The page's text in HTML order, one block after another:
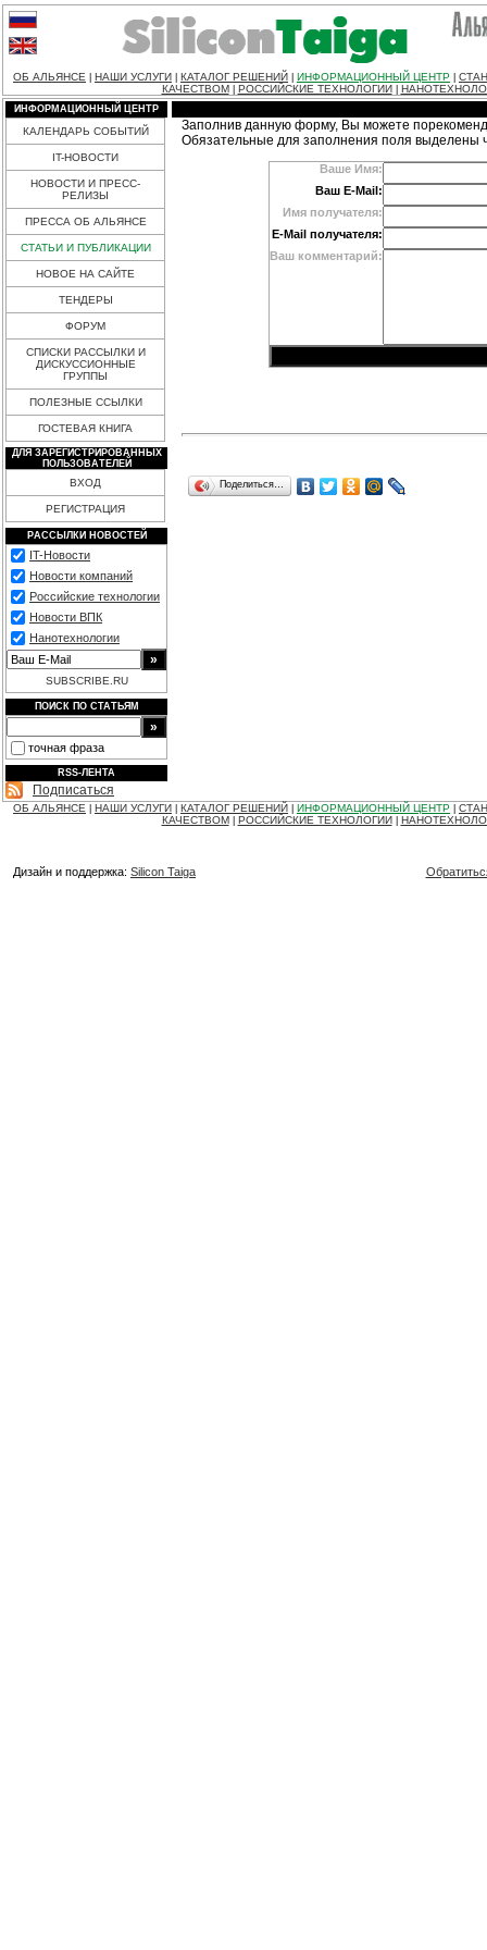
ОБ АЛЬЯНСЕ НАШИ УСЛУГИ КАТАЛОГ РЕШЕНИЙ ИНФОРМАЦИОННЫЙ ЦЕНТР
КАЧЕСТВОМ
РОССИЙСКИЕ ТЕХНОЛОГИИ
ИНФОРМАЦИОННЫЙ ЦЕНТР
КАЛЕНДАРЬ СОБЫТИЙ
IT-НОВОСТИ
НОВОСТИ И ПРЕСС-
РЕЛИЗЫ
ПРЕССА ОБ АЛЬЯНСЕ
СТАТЬИ И ПУБЛИКАЦИИ
НОВОЕ НА САЙТЕ
ТЕНДЕРЫ
ФОРУМ
СПИСКИ РАССЫЛКИ И
ДИСКУССИОННЫЕ
ГРУППЫ
ПОЛЕЗНЫЕ ССЫЛКИ
ГОСТЕВАЯ КНИГА
ДЛЯ ЗАРЕГИСТРИРОВАННЫХ
ПОЛЬЗОВАТЕЛЕЙ
ВХОД
РЕГИСТРАЦИЯ
РАССЫЛКИ НОВОСТЕЙ
IT-Новости
Новости компаний
Российские технологии
Новости ВПК
Нанотехнологии
SUBSCRIBE.RU
ПОИСК ПО СТАТЬЯМ
точная фраза
RSS-ЛЕНТА
Подписаться
Заполнив данную форму, Вы можете
Обязательные для заполнения поля выделены
Ваше Имя:
Ваш E-Mail:
Имя получателя:
E-Mail получателя:
Ваш комментарий:
Поделиться…
ОБ АЛЬЯНСЕ НАШИ УСЛУГИ КАТАЛОГ РЕШЕНИЙ ИНФОРМАЦИОННЫЙ ЦЕНТР
КАЧЕСТВОМ
РОССИЙСКИЕ ТЕХНОЛОГИИ
Дизайн и поддержка: Silicon Taiga